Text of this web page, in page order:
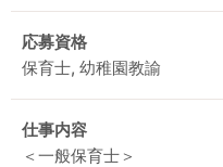
応募資格
保育士, 幼稚園教諭
仕事内容
＜一般保育士＞